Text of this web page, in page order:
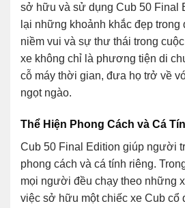
sở hữu và sử dụng Cub 50 Final
lại những khoảnh khắc đẹp trong
niềm vui và sự thư thái trong
xe không chỉ là phương tiện di
cỗ máy thời gian, đưa họ trở về
ngọt ngào.
Thể Hiện Phong Cách và Cá
Cub 50 Final Edition giúp người
phong cách và cá tính riêng.
mọi người đều chạy theo những
việc sở hữu một chiếc xe Cub cổ